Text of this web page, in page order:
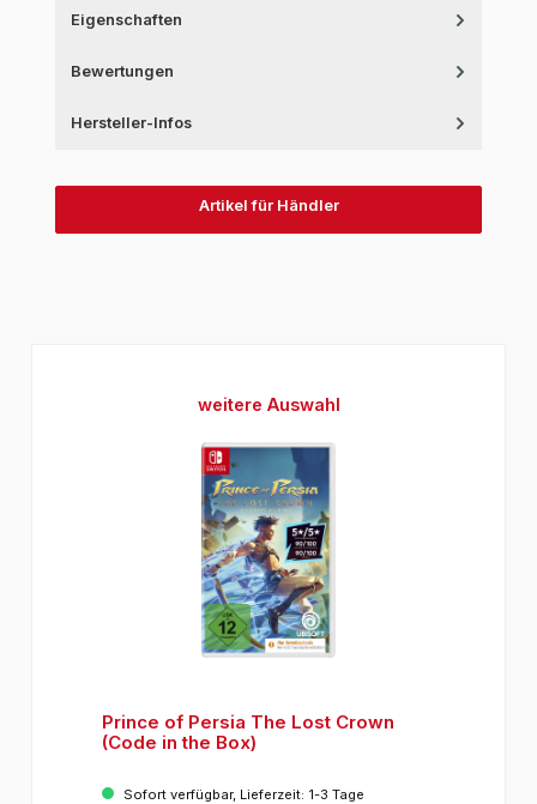
Eigenschaften
Bewertungen
Hersteller-Infos
Artikel für Händler
Produktgalerie überspringen
weitere Auswahl
Prince of Persia The Lost Crown
(Code in the Box)
Sofort verfügbar, Lieferzeit: 1-3 Tage